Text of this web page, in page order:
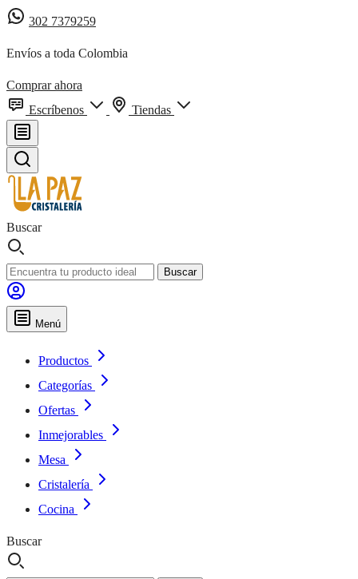
302 7379259
Envíos a toda Colombia
Comprar ahora
Escríbenos
Tiendas
Buscar
Buscar
Menú
Productos
Categorías
Ofertas
Inmejorables
Mesa
Cristalería
Cocina
Buscar